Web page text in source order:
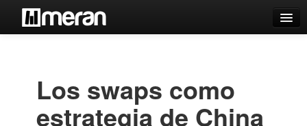
Estantes Virtuales
Los swaps como
estrategia de China